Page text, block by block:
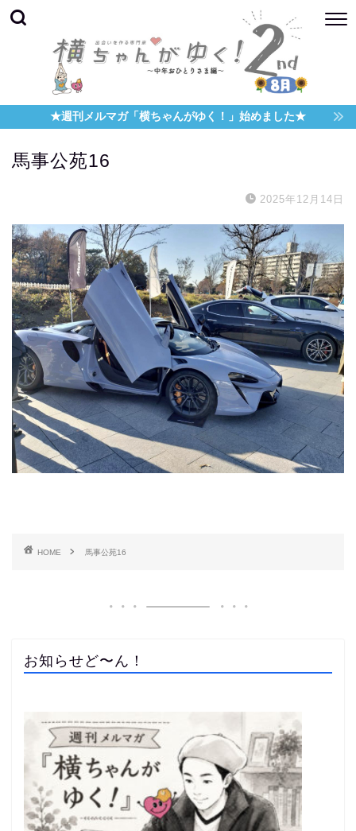
★週刊メルマガ「横ちゃんがゆく！」始めました★
馬事公苑16
2025年12月14日
HOME 馬事公苑16
お知らせど〜ん！